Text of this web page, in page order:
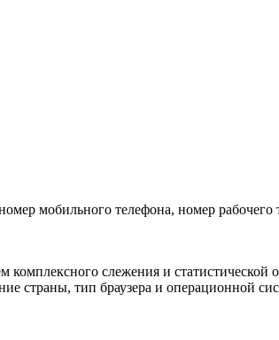
мобильного телефона, номер рабочего
слежения и
страны, тип браузера и операционной